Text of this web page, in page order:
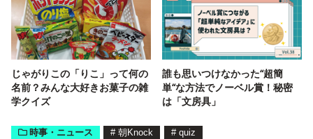
じゃがりこの「りこ」って何の
名前？みんな大好きお菓子の雑
学クイズ
誰も思いつけなかった“超簡
単“な方法でノーベル賞！秘密
は「文房具」
時事・ニュース # 朝Knock # quiz